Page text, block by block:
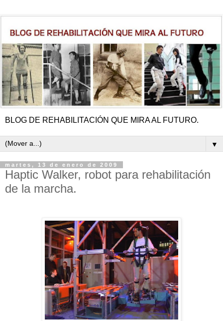
BLOG DE REHABILITACIÓN QUE MIRA AL FUTURO.
▼
martes, 13 de enero de 2009
Haptic Walker, robot para rehabilitación
de la marcha.